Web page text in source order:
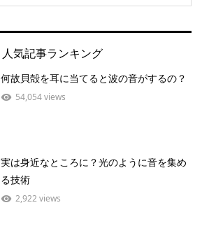
人気記事ランキング
何故貝殻を耳に当てると波の音がするの？
54,054 views
実は身近なところに？光のように音を集め
る技術
2,922 views